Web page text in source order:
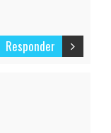
Responder